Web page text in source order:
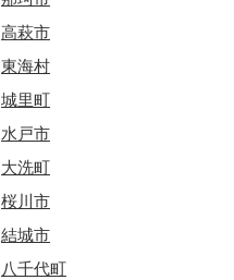
高萩市
東海村
城里町
水戸市
大洗町
桜川市
結城市
八千代町